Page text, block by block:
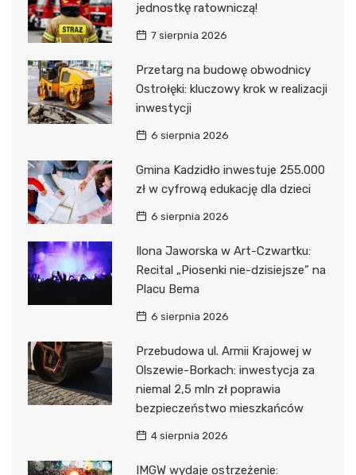
jednostkę ratowniczą!
7 sierpnia 2026
Przetarg na budowę obwodnicy
Ostrołęki: kluczowy krok w realizacji
inwestycji
6 sierpnia 2026
Gmina Kadzidło inwestuje 255.000
zł w cyfrową edukację dla dzieci
6 sierpnia 2026
Ilona Jaworska w Art-Czwartku:
Recital „Piosenki nie-dzisiejsze” na
Placu Bema
6 sierpnia 2026
Przebudowa ul. Armii Krajowej w
Olszewie-Borkach: inwestycja za
niemal 2,5 mln zł poprawia
bezpieczeństwo mieszkańców
4 sierpnia 2026
IMGW wydaje ostrzeżenie: